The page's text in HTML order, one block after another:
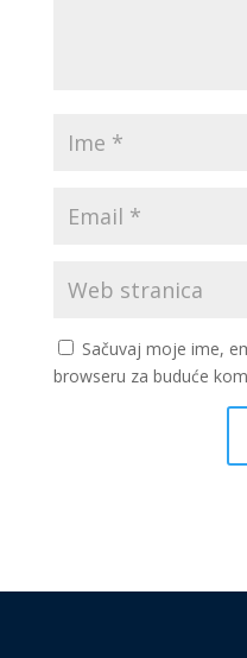
Sačuvaj moje ime,
browseru za buduće